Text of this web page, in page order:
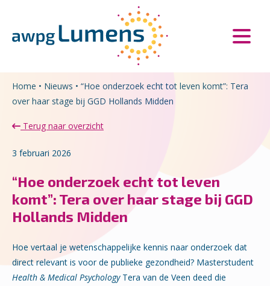
Home • Nieuws • “Hoe onderzoek echt tot leven komt”: Tera
over haar stage bij GGD Hollands Midden
Terug naar overzicht
3 februari 2026
“Hoe onderzoek echt tot leven
komt”: Tera over haar stage bij GGD
Hollands Midden
Hoe vertaal je wetenschappelijke kennis naar onderzoek dat
direct relevant is voor de publieke gezondheid? Masterstudent
Health & Medical Psychology Tera van de Veen deed die